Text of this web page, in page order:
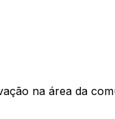
na área da